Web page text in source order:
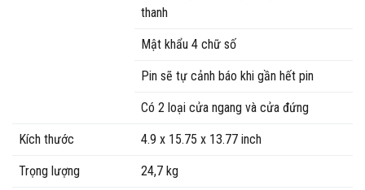
thanh
Mật khẩu 4 chữ số
Pin sẽ tự cảnh báo khi gần hết pin
Có 2 loại cửa ngang và cửa đứng
Kích thước 4.9 x 15.75 x 13.77 inch
Trọng lượng 24,7 kg